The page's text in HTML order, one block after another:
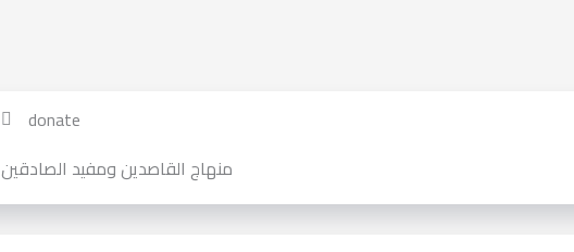
donate
منهاج القاصدين ومفيد الصادقين